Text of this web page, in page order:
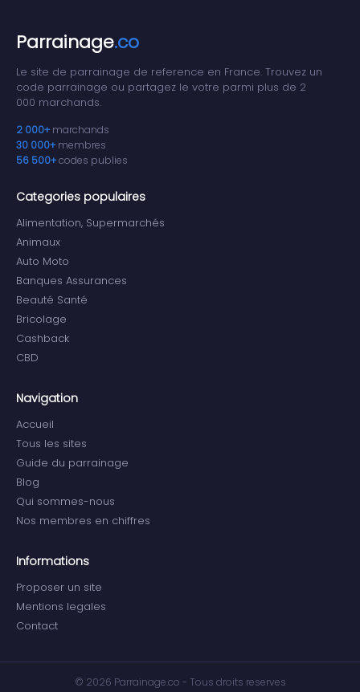
Parrainage.co
Le site de parrainage de reference en France. Trouvez un
code parrainage ou partagez le votre parmi plus de 2
000 marchands.
2 000+ marchands
30 000+ membres
56 500+codes publies
Categories populaires
Alimentation, Supermarchés
Animaux
Auto Moto
Banques Assurances
Beauté Santé
Bricolage
Cashback
CBD
Navigation
Accueil
Tous les sites
Guide du parrainage
Blog
Qui sommes-nous
Nos membres en chiffres
Informations
Proposer un site
Mentions legales
Contact
© 2026 Parrainage.co - Tous droits reserves